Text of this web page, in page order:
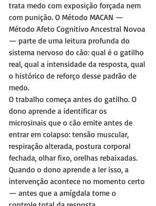
trata medo com exposição forçada nem
com punição. O Método MACAN —
Método Afeto Cognitivo Ancestral Novoa
— parte de uma leitura profunda do
sistema nervoso do cão: qual é o gatilho
real, qual a intensidade da resposta, qual
o histórico de reforço desse padrão de
medo.
O trabalho começa antes do gatilho. O
dono aprende a identificar os
microsinais que o cão emite antes de
entrar em colapso: tensão muscular,
respiração alterada, postura corporal
fechada, olhar fixo, orelhas rebaixadas.
Quando o dono aprende a ler isso, a
intervenção acontece no momento certo
— antes que a amígdala tome o